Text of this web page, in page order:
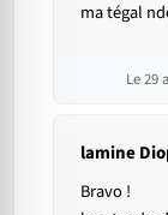
ma tégal
Le 29
lamine
Bravo !